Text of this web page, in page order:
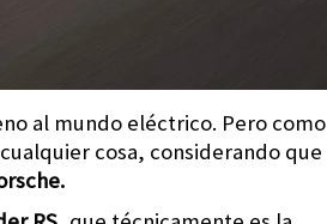
al mundo eléctrico. Pero como
cosa, considerando que